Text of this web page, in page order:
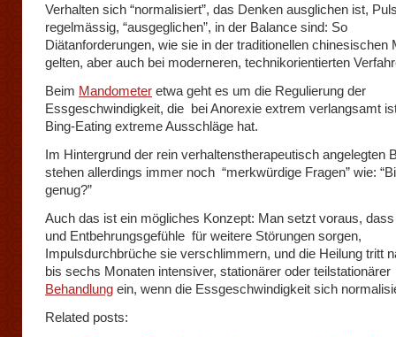
Verhalten sich “normalisiert”, das Denken ausglichen ist,
regelmässig, “ausgeglichen”, in der Balance sind: So
Diätanforderungen, wie sie in der traditionellen chinesischen
gelten, aber auch bei moderneren, technikorientierten
Beim Mandometer etwa geht es um die Regulierung der
Essgeschwindigkeit, die bei Anorexie extrem verlangsamt
Bing-Eating extreme Ausschläge hat.
Im Hintergrund der rein verhaltenstherapeutisch angelegten
stehen allerdings immer noch “merkwürdige Fragen” wie:
genug?”
Auch das ist ein mögliches Konzept: Man setzt voraus,
und Entbehrungsgefühle für weitere Störungen sorgen,
Impulsdurchbrüche sie verschlimmern, und die Heilung tritt
bis sechs Monaten intensiver, stationärer oder teilstationärer
Behandlung ein, wenn die Essgeschwindigkeit sich
Related posts: